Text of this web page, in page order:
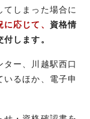
しまった場合に
応じて、 資格情
します。
ー、川越駅西口
るほか、電子申